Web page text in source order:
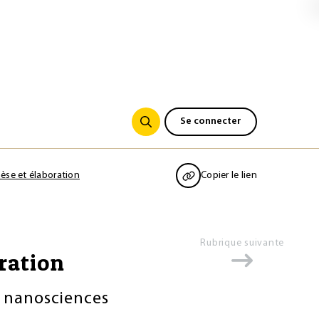
Se connecter
et élaboration Copier le lien
Rubrique suivante